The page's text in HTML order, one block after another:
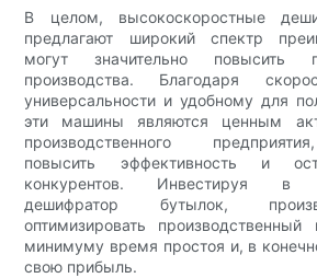
В целом, высокоскоростные
предлагают широкий спектр
могут значительно повысить
производства. Благодаря
универсальности и удобному для
эти машины являются ценным
производственного
повысить эффективность и
конкурентов. Инвестируя в
дешифратор бутылок,
оптимизировать
минимуму время простоя и, в
свою прибыль.